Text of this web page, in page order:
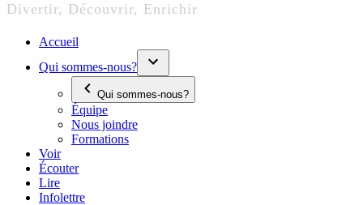
Divertir, Découvrir, Enrichir
Accueil
Qui sommes-nous?
Qui sommes-nous?
Équipe
Nous joindre
Formations
Voir
Écouter
Lire
Infolettre